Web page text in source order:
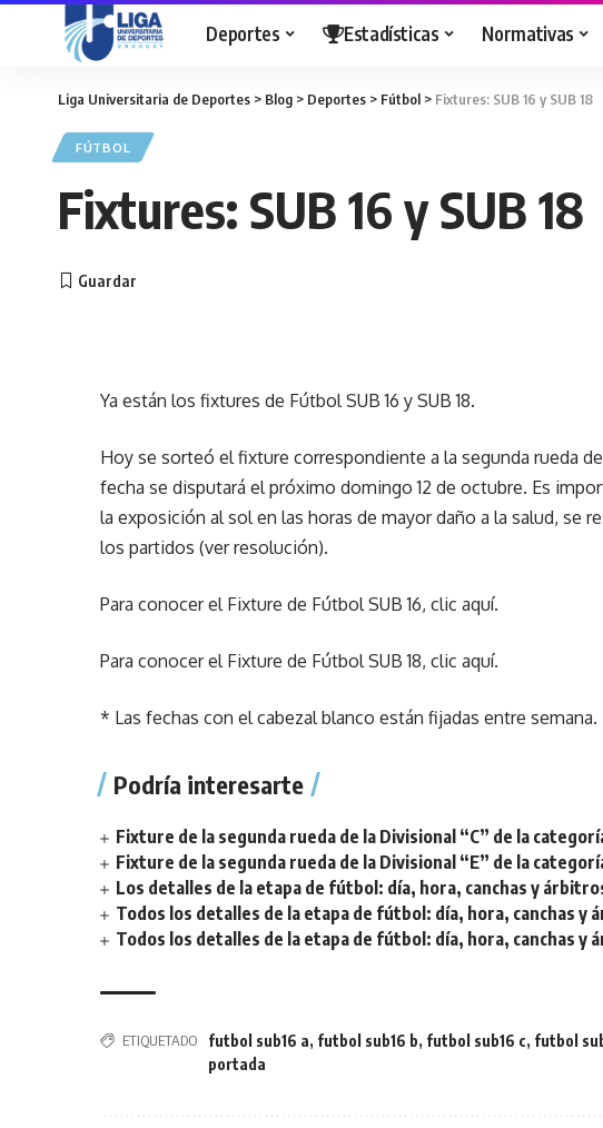
Deportes Estadísticas Normativas
Liga Universitaria de Deportes > Blog > Deportes > Fútbol > Fixtures: SUB 16 y SUB 18
FÚTBOL
Fixtures: SUB 16 y SUB 18
Ya están los fixtures de Fútbol SUB 16 y SUB 18.
Hoy se sorteó el fixture correspondiente a la segunda rueda de
fecha se disputará el próximo domingo 12 de octubre. Es
la exposición al sol en las horas de mayor daño a la salud, se
los partidos (ver resolución).
Para conocer el Fixture de Fútbol SUB 16,clic aquí.
Para conocer el Fixture de Fútbol SUB 18,clic aquí.
* Las fechas con el cabezal blanco están fijadas entre semana.
Podría interesarte
Fixture de la segunda rueda de la Divisional “C” de la
Fixture de la segunda rueda de la Divisional “E” de la
Los detalles de la etapa de fútbol: día, hora, canchas y
Todos los detalles de la etapa de fútbol: día, hora, canchas y
Todos los detalles de la etapa de fútbol: día, hora, canchas y
ETIQUETADO futbol sub16 a, futbol sub16 b, futbol sub16 c, futbol
portada